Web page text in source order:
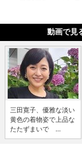
動画で見
三田寛子、優雅な淡い
黄色の着物姿で上品な
たたずまいで ...